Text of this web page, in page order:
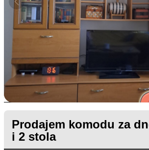
Prodajem komodu za
i 2 stola